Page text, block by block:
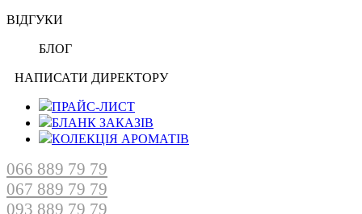
ВІДГУКИ
БЛОГ
НАПИСАТИ ДИРЕКТОРУ
ПРАЙС-ЛИСТ
БЛАНК ЗАКАЗІВ
КОЛЕКЦІЯ АРОМАТІВ
066 889 79 79
067 889 79 79
093 889 79 79